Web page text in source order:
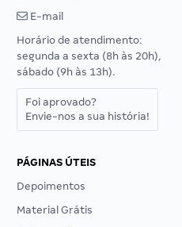
E-mail
Horário de atendimento:
segunda a sexta (8h às 20h),
sábado (9h às 13h).
Foi aprovado?
Envie-nos a sua história!
PÁGINAS ÚTEIS
Depoimentos
Material Grátis